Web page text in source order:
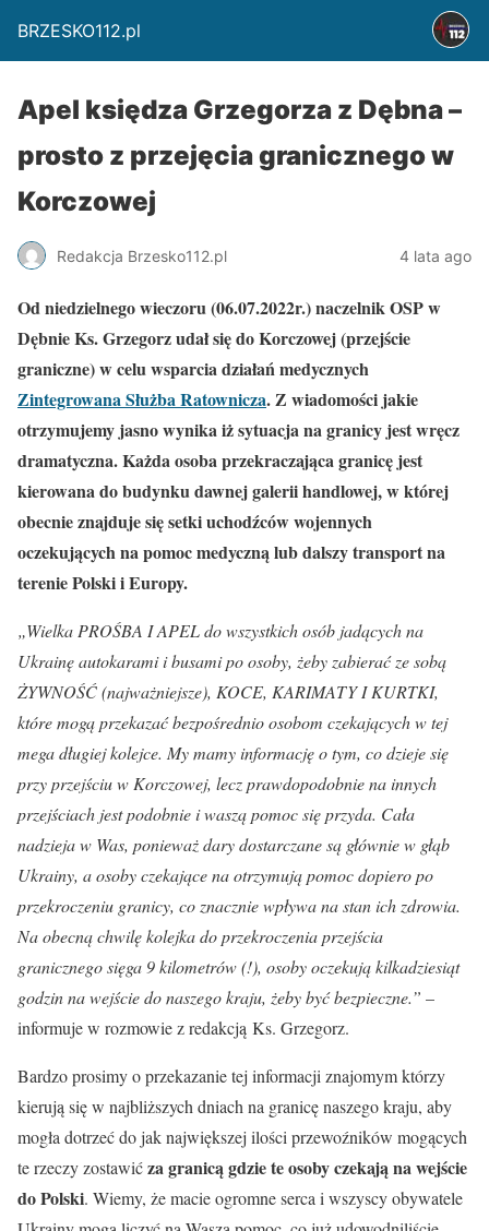
BRZESKO112.pl
Apel księdza Grzegorza z Dębna –
prosto z przejęcia granicznego w
Korczowej
Redakcja Brzesko112.pl 4 lata ago
Od niedzielnego wieczoru (06.07.2022r.) naczelnik OSP w
Dębnie Ks. Grzegorz udał się do Korczowej (przejście
graniczne) w celu wsparcia działań medycznych
Zintegrowana Służba Ratownicza. Z wiadomości jakie
otrzymujemy jasno wynika iż sytuacja na granicy jest wręcz
dramatyczna. Każda osoba przekraczająca granicę jest
kierowana do budynku dawnej galerii handlowej, w której
obecnie znajduje się setki uchodźców wojennych
oczekujących na pomoc medyczną lub dalszy transport na
terenie Polski i Europy.
„Wielka PROŚBA I APEL do wszystkich osób jadących na
Ukrainę autokarami i busami po osoby, żeby zabierać ze sobą
ŻYWNOŚĆ (najważniejsze), KOCE, KARIMATY I KURTKI,
które mogą przekazać bezpośrednio osobom czekających w tej
mega długiej kolejce. My mamy informację o tym, co dzieje się
przy przejściu w Korczowej, lecz prawdopodobnie na innych
przejściach jest podobnie i waszą pomoc się przyda. Cała
nadzieja w Was, ponieważ dary dostarczane są głównie w głąb
Ukrainy, a osoby czekające na otrzymują pomoc dopiero po
przekroczeniu granicy, co znacznie wpływa na stan ich zdrowia.
Na obecną chwilę kolejka do przekroczenia przejścia
granicznego sięga 9 kilometrów (!), osoby oczekują kilkadziesiąt
godzin na wejście do naszego kraju, żeby być bezpieczne.” –
informuje w rozmowie z redakcją Ks. Grzegorz.
Bardzo prosimy o przekazanie tej informacji znajomym którzy
kierują się w najbliższych dniach na granicę naszego kraju, aby
mogła dotrzeć do jak największej ilości przewoźników mogących
te rzeczy zostawićza granicą gdzie te osoby czekają na wejście
do Polski. Wiemy, że macie ogromne serca i wszyscy obywatele